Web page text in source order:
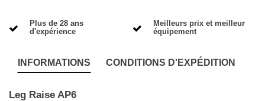
Plus de 28 ans
d'expérience
Meilleurs prix et meilleur
équipement
INFORMATIONS CONDITIONS D'EXPÉDITION
Leg Raise AP6